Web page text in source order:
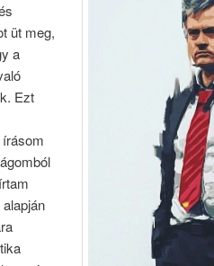
üt meg,
a
Ezt